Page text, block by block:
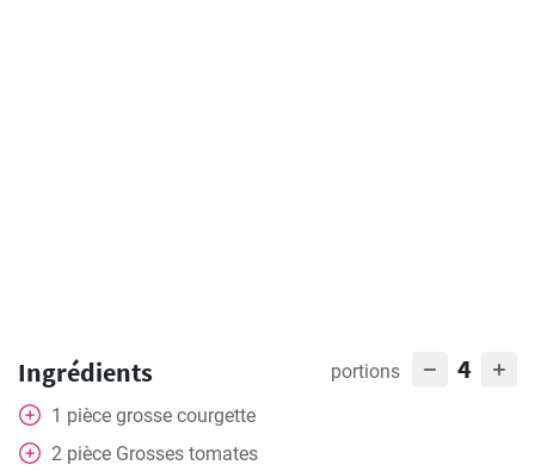
Ingrédients portions 4
1 pièce grosse courgette
2 pièce Grosses tomates